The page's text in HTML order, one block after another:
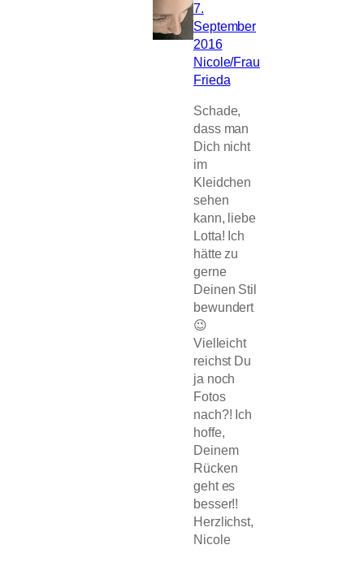
7.
September
2016
Nicole/Frau
Frieda
Schade,
dass man
Dich nicht
im
Kleidchen
sehen
kann, liebe
Lotta! Ich
hätte zu
gerne
Deinen Stil
bewundert
😉
Vielleicht
reichst Du
ja noch
Fotos
nach?! Ich
hoffe,
Deinem
Rücken
geht es
besser!!
Herzlichst,
Nicole